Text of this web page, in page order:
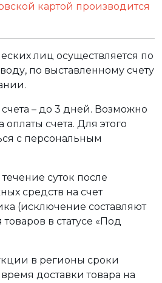
картой производится
лиц осуществляется по
по выставленному счету
– до 3 дней. Возможно
счета. Для этого
с персональным
суток после
средств на счет
(исключение составляют
в статусе «Под
в регионы сроки
доставки товара на